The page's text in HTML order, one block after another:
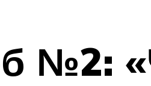
№2: